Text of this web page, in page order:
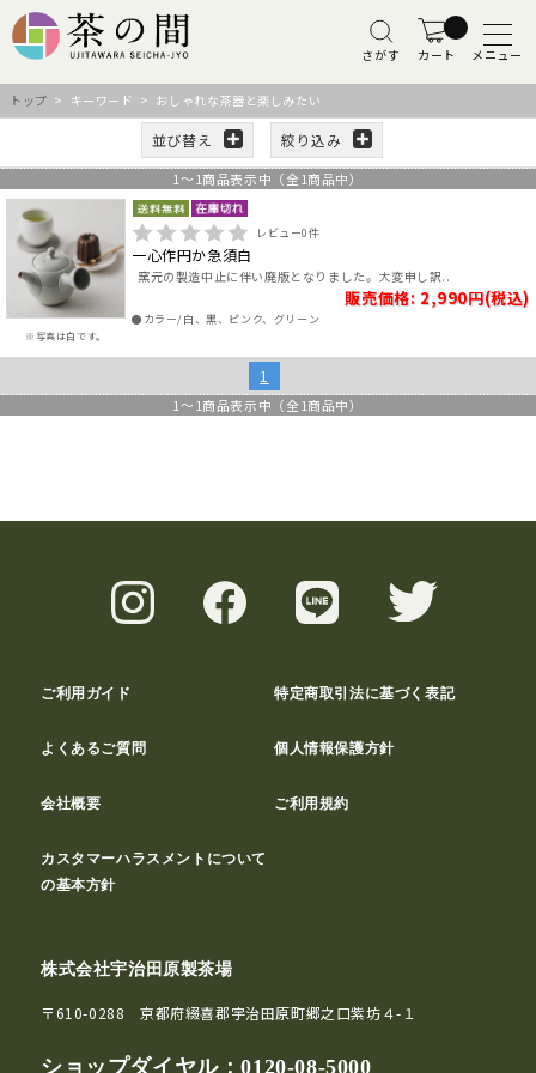
さがす カート メニュー
トップ > キーワード > おしゃれな茶器と楽しみたい
並び替え 絞り込み
1 ～ 1商品表示中（全 1商品中）
※写真は白です。
レビュー0件
一心作円か急須白
窯元の製造中止に伴い廃版となりました。大変申し訳..
販売価格: 2,990円(税込)
●カラー/白、黒、ピンク、グリーン
1
1 ～ 1商品表示中（全 1商品中）
ご利用ガイド 特定商取引法に基づく表記
よくあるご質問 個人情報保護方針
会社概要 ご利用規約
カスタマーハラスメントについて
の基本方針
株式会社宇治田原製茶場
〒610-0288 京都府綴喜郡宇治田原町郷之口紫坊４-１
ショップダイヤル：0120-08-5000